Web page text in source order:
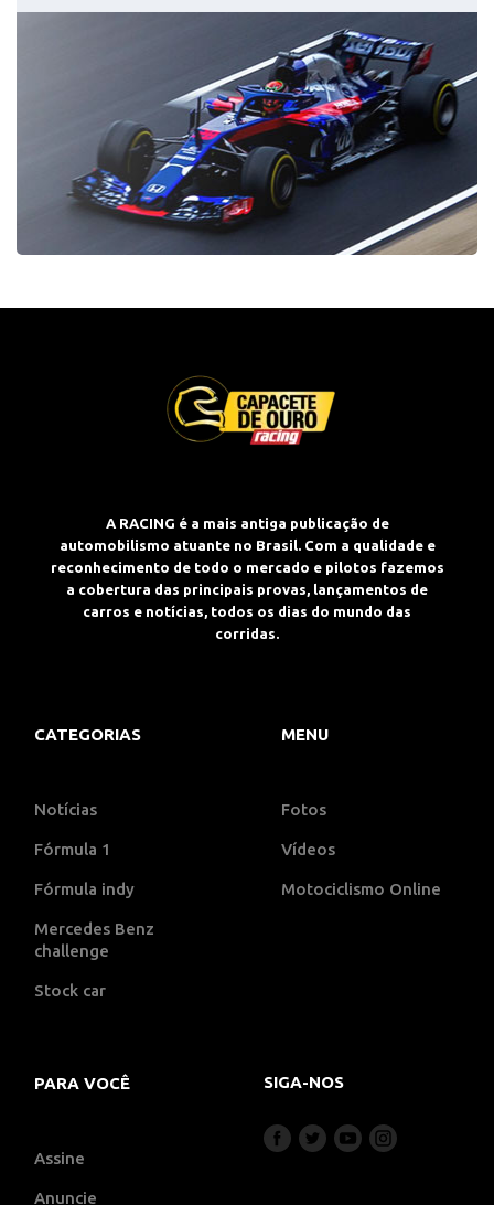
A RACING é a mais antiga publicação de
automobilismo atuante no Brasil. Com a qualidade e
reconhecimento de todo o mercado e pilotos fazemos
a cobertura das principais provas, lançamentos de
carros e notícias, todos os dias do mundo das
corridas.
CATEGORIAS
Notícias
Fórmula 1
Fórmula indy
Mercedes Benz
challenge
Stock car
MENU
Fotos
Vídeos
Motociclismo Online
PARA VOCÊ
Assine
Anuncie
SIGA-NOS